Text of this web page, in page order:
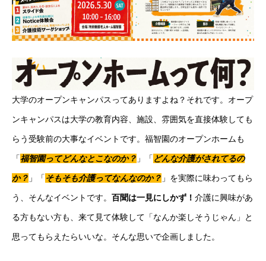
大学のオープンキャンパスってありますよね？それです。オープ
ンキャンパスは大学の教育内容、施設、雰囲気を直接体験しても
らう受験前の大事なイベントです。福智園のオープンホームも
「福智園ってどんなとこなのか？ 」「 どんな介護がされてるの
か？ 」「 そもそも介護ってなんなのか？ 」を実際に味わってもら
う、そんなイベントです。 百聞は一見にしかず！ 介護に興味があ
る方もない方も、来て見て体験して「なんか楽しそうじゃん」と
思ってもらえたらいいな。そんな思いで企画しました。